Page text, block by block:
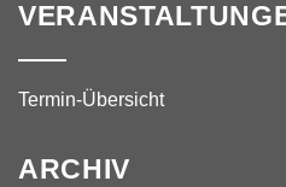
Termin-Übersicht
ARCHIV